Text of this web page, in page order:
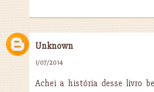
Unknown
1/07/2014
Achei a história desse livro